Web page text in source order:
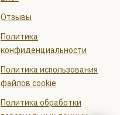
Отзывы
Политика
конфиденциальности
Политика использования
файлов cookie
Политика обработки